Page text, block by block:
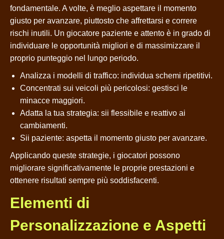
fondamentale. A volte, è meglio aspettare il momento
giusto per avanzare, piuttosto che affrettarsi e correre
rischi inutili. Un giocatore paziente e attento è in grado di
individuare le opportunità migliori e di massimizzare il
proprio punteggio nel lungo periodo.
Analizza i modelli di traffico: individua schemi ripetitivi.
Concentrati sui veicoli più pericolosi: gestisci le
minacce maggiori.
Adatta la tua strategia: sii flessibile e reattivo ai
cambiamenti.
Sii paziente: aspetta il momento giusto per avanzare.
Applicando queste strategie, i giocatori possono
migliorare significativamente le proprie prestazioni e
ottenere risultati sempre più soddisfacenti.
Elementi di
Personalizzazione e Aspetti